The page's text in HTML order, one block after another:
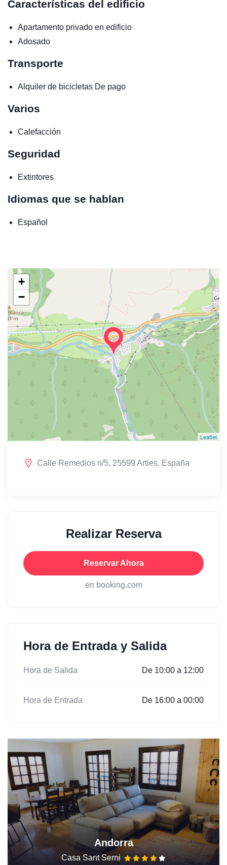
Características del edificio
Apartamento privado en edificio
Adosado
Transporte
Alquiler de bicicletas De pago
Varios
Calefacción
Seguridad
Extintores
Idiomas que se hablan
Español
+
−
Leaflet
Calle Remedios n/5, 25599 Arties, España
Realizar Reserva
Reservar Ahora
en booking.com
Hora de Entrada y Salida
Hora de Salida De 10:00 a 12:00
Hora de Entrada De 16:00 a 00:00
Andorra
Casa Sant Serni